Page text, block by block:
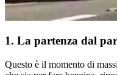
1. La partenza dal
Questo è il momento di